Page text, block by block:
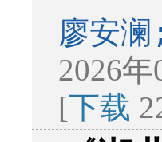
廖安澜
2026
[下载